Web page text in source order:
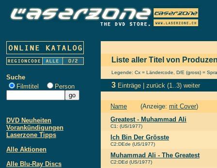
Suche
Filmtitel
Person
DVD Neuheiten
Vorankündigungen
Laserzone Tipps
Alle Aktionen
Alle Blu-Ray Discs
Liste aller Titel von
Legende: Cx = Ländercode, D/E (gross) =
3 Einträge | zurück (1..3) weiter
Name (Anzeige: mit Cover)
Greatest - Muhammad Ali
C1: (US/1977)
Ich Bin Der Grösste
C2:DEde (US/1977)
Muhammad Ali - The Greatest
C2:DEd (US/1977)